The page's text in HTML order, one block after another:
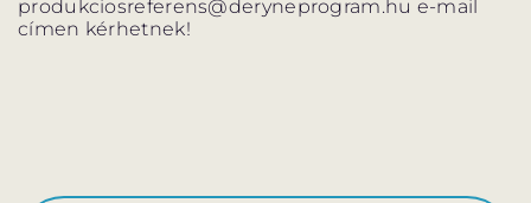
WEBSHOP
produkciosreferens@deryneprogram.hu e-mail
címen kérhetnek!